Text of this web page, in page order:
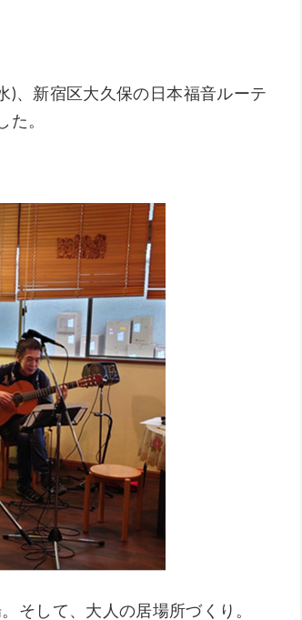
)、新宿区大久保の日本福音ルーテ
た。
そして、大人の居場所づくり。